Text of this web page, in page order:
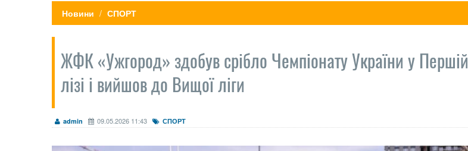
Новини СПОРТ
ЖФК «Ужгород» здобув срібло Чемпіонату України у Першій
лізі і вийшов до Вищої ліги
admin 09.05.2026 11:43 СПОРТ